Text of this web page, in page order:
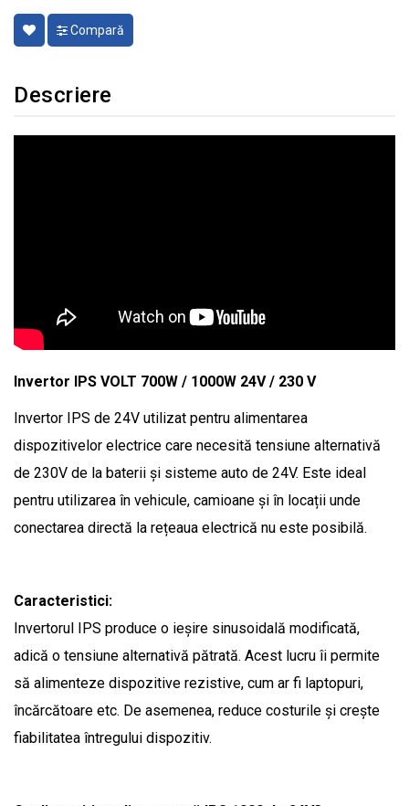
Compară
Descriere
Invertor IPS VOLT 700W / 1000W 24V / 230 V
Invertor IPS de 24V utilizat pentru alimentarea
dispozitivelor electrice care necesită tensiune alternativă
de 230V de la baterii și sisteme auto de 24V. Este ideal
pentru utilizarea în vehicule, camioane și în locații unde
conectarea directă la rețeaua electrică nu este posibilă.
Caracteristici:
Invertorul IPS produce o ieșire sinusoidală modificată,
adică o tensiune alternativă pătrată. Acest lucru îi permite
să alimenteze dispozitive rezistive, cum ar fi laptopuri,
încărcătoare etc. De asemenea, reduce costurile și crește
fiabilitatea întregului dispozitiv.